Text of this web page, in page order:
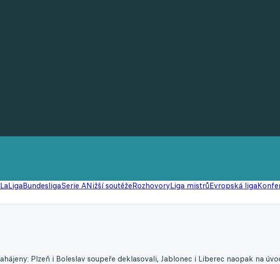
LaLigaBundesligaSerie ANižší soutěžeRozhovoryLiga mistrůEvropská liga
Plzeň i Boleslav soupeře deklasovali, Jablonec i Liberec naopak na